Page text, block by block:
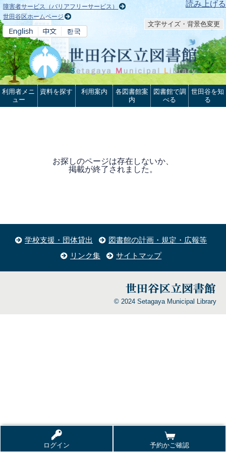
本文へ 読み上げる
障害者サービス（バリアフリーサービス）
世田谷区ホームページ
文字サイズ・背景色変更
ログイン 予約かご確認
利用者メニ
ュー
資料を探す 利用案内
各図書館案
内
図書館で調
べる
世田谷を知
る
お探しのページは存在しないか、
掲載が終了されました。
学校支援・団体貸出
図書館の計画・規定・広報等
リンク集
サイトマップ
© 2024 Setagaya Municipal Library